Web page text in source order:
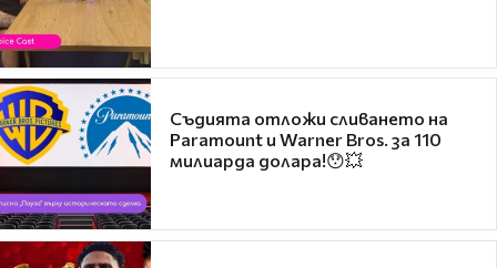
Съдията отложи сливането на
Paramount и Warner Bros. за 110
милиарда долара!😯💥